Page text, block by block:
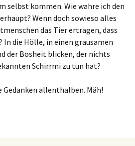
selbst kommen. Wie wahre ich den
Wenn doch sowieso alles
das Tier ertragen, dass
In die Hölle, in einen grausamen
der Bosheit blicken, der nichts
Schirrmi zu tun hat?
Gedanken allenthalben. Mäh!